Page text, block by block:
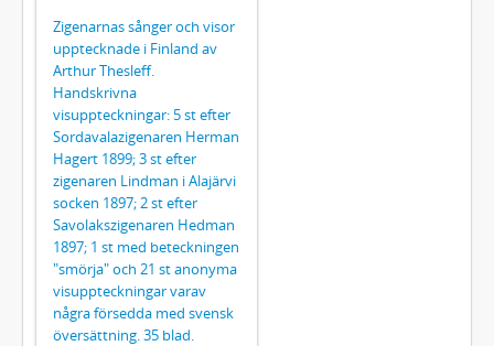
Zigenarnas sånger och visor
upptecknade i Finland av
Arthur Thesleff.
Handskrivna
visuppteckningar: 5 st efter
Sordavalazigenaren Herman
Hagert 1899; 3 st efter
zigenaren Lindman i Alajärvi
socken 1897; 2 st efter
Savolakszigenaren Hedman
1897; 1 st med beteckningen
"smörja" och 21 st anonyma
visuppteckningar varav
några försedda med svensk
översättning. 35 blad.